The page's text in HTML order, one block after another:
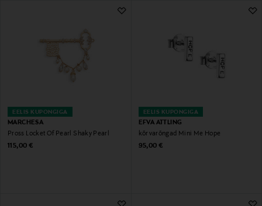
EELIS KUPONGIGA
MARCHESA
Pross Locket Of Pearl Shaky Pearl
Original Price
115,00 €
EELIS KUPONGIGA
EFVA ATTLING
kõrvarõngad Mini Me Hope
Original Price
95,00 €